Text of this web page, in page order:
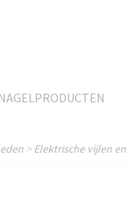
NAGELPRODUCTEN
>Elektrische vijlen